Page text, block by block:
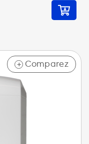
+ Comparez